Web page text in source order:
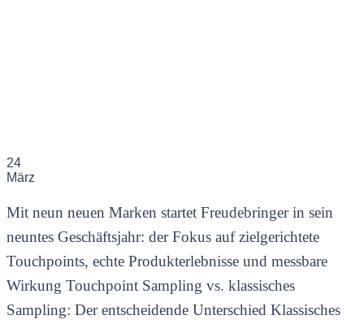
24
März
Mit neun neuen Marken startet Freudebringer in sein
neuntes Geschäftsjahr: der Fokus auf zielgerichtete
Touchpoints, echte Produkterlebnisse und messbare
Wirkung Touchpoint Sampling vs. klassisches
Sampling: Der entscheidende Unterschied Klassisches